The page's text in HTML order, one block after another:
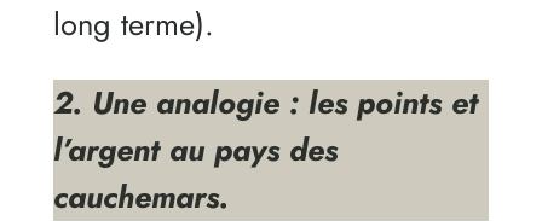
long terme).
2. Une analogie : les points et
l’argent au pays des
cauchemars.